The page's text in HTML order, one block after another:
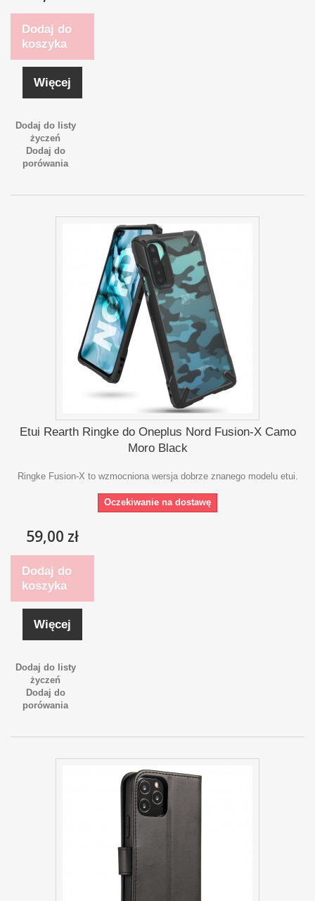
Dodaj do
koszyka
Więcej
Dodaj do listy
życzeń
Dodaj do
porówania
Etui Rearth Ringke do Oneplus Nord Fusion-X Camo
Moro Black
Ringke Fusion-X to wzmocniona wersja dobrze znanego modelu etui.
Oczekiwanie na dostawę
59,00 zł
Dodaj do
koszyka
Więcej
Dodaj do listy
życzeń
Dodaj do
porówania